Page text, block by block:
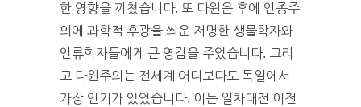
한 영향을 끼쳤습니다. 또 다윈은 후에 인종주
의에 과학적 후광을 씌운 저명한 생물학자와
인류학자들에게 큰 영감을 주었습니다. 그리
고 다윈주의는 전세계 어디보다도 독일에서
가장 인기가 있었습니다. 이는 일차대전 이전